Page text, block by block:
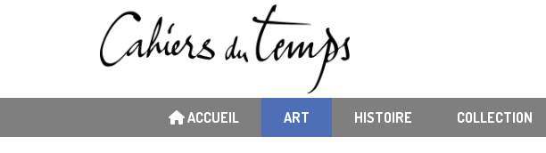
ACCUEIL ART HISTOIRE COLLECTION